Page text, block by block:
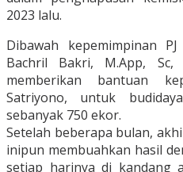
2023 lalu.
Dibawah kepemimpinan
Bachril Bakri, M.App, Sc,
memberikan bantuan
Satriyono, untuk
sebanyak 750 ekor.
Setelah beberapa bulan,
inipun membuahkan hasil
setiap harinya di kandang